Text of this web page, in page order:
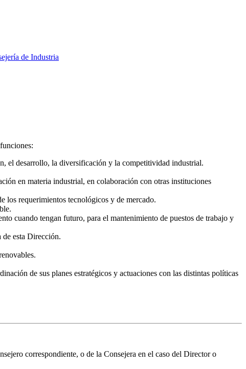
de Industria
el desarrollo, la diversificación y la competitividad industrial.
en materia industrial, en colaboración con otras instituciones
los requerimientos tecnológicos y de mercado.
cuando tengan futuro, para el mantenimiento de puestos de trabajo y
de esta Dirección.
de sus planes estratégicos y actuaciones con las distintas políticas
correspondiente, o de la Consejera en el caso del Director o